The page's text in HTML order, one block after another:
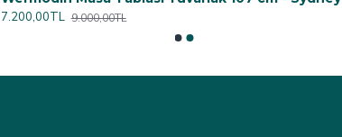
7.200,00TL 9.000,00TL